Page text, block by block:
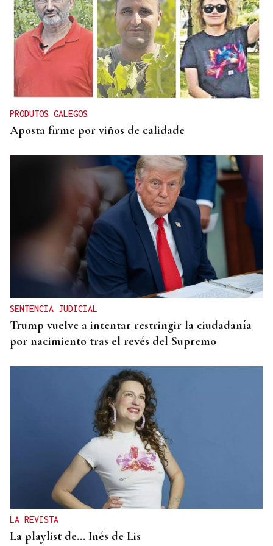
CONATO EXTINGUIDO
Vídeo | Se desata un incendio forestal en una
cantera de Untes
PRODUTOS GALEGOS
Aposta firme por viños de calidade
SENTENCIA JUDICIAL
Trump vuelve a intentar restringir la ciudadanía
por nacimiento tras el revés del Supremo
LA REVISTA
La playlist de... Inés de Lis